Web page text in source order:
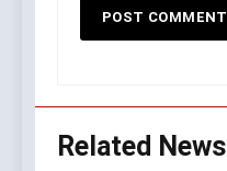
Related News